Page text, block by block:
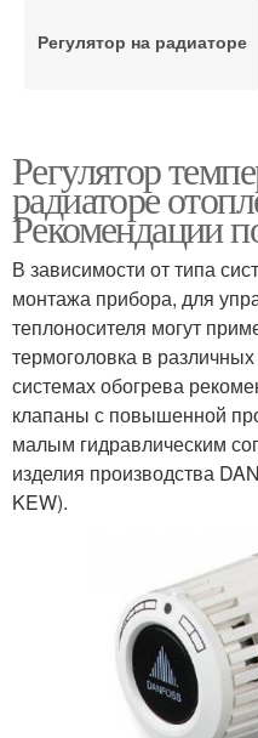
Регулятор на радиаторе
Регулятор
радиаторе
Рекомендации
В зависимости от типа
монтажа прибора, для
теплоносителя могут
термоголовка в
системах обогрева
клапаны с повышенной
малым гидравлическим
изделия производства
KEW).